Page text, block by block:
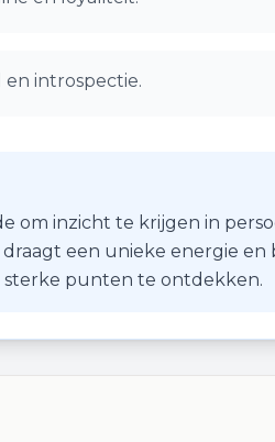
introspectie.
om inzicht te krijgen in
een unieke energie en
punten te ontdekken.